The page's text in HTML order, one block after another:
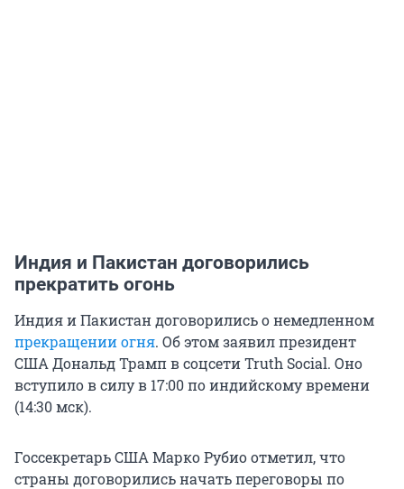
Индия и Пакистан договорились
прекратить огонь
Индия и Пакистан договорились о немедленном
прекращении огня. Об этом заявил президент
США Дональд Трамп в соцсети Truth Social. Оно
вступило в силу в 17:00 по индийскому времени
(14:30 мск).
Госсекретарь США Марко Рубио отметил, что
страны договорились начать переговоры по